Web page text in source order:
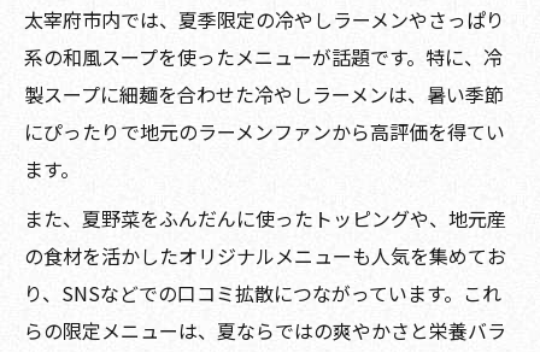
太宰府市内では、夏季限定の冷やしラーメンやさっぱり
系の和風スープを使ったメニューが話題です。特に、冷
製スープに細麺を合わせた冷やしラーメンは、暑い季節
にぴったりで地元のラーメンファンから高評価を得てい
ます。
また、夏野菜をふんだんに使ったトッピングや、地元産
の食材を活かしたオリジナルメニューも人気を集めてお
り、SNSなどでの口コミ拡散につながっています。これ
らの限定メニューは、夏ならではの爽やかさと栄養バラ